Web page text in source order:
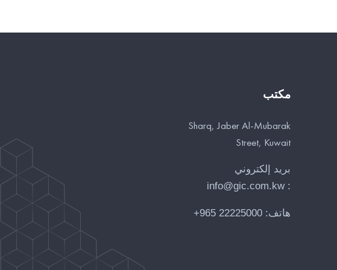
مكتب
Sharq, Jaber Al-Mubarak
Street, Kuwait
بريد إلكتروني
:
info@gic.com.kw
هاتف:22225000 965+